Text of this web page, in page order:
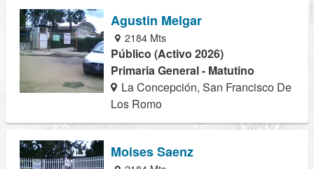
Agustin Melgar
2184 Mts
Público (Activo 2026)
Primaria General - Matutino
La Concepción, San Francisco De
Los Romo
Moises Saenz